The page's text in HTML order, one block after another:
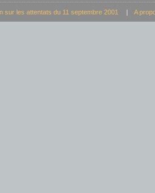
sur les attentats du 11 septembre 2001 | A